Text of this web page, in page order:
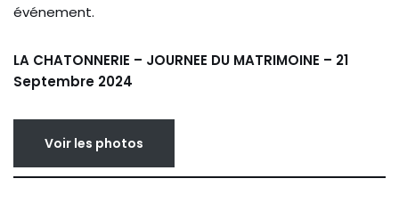
événement.
LA CHATONNERIE – JOURNEE DU MATRIMOINE – 21
Septembre 2024
Voir les photos